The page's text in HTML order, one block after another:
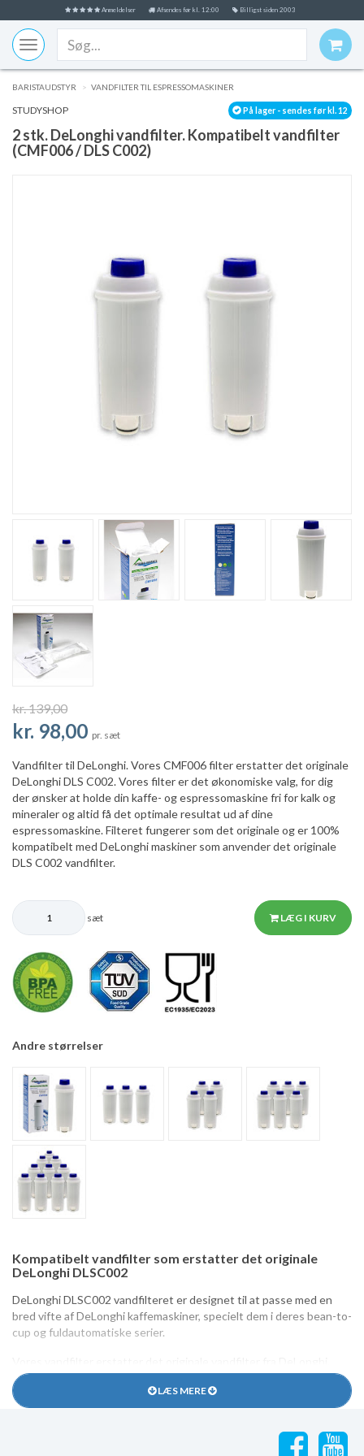
Anmeldelser Afsendes før kl. 12:00 Billigst siden 2003
Toggle
navigation
BARISTAUDSTYR VANDFILTER TIL ESPRESSOMASKINER
På lager - sendes før kl. 12
STUDYSHOP
2 stk. DeLonghi vandfilter. Kompatibelt vandfilter
(CMF006 / DLS C002)
kr. 139,00
kr. 98,00 pr. sæt
Vandfilter til DeLonghi. Vores CMF006 filter erstatter det originale
DeLonghi DLS C002. Vores filter er det økonomiske valg, for dig
der ønsker at holde din kaffe- og espressomaskine fri for kalk og
mineraler og altid få det optimale resultat ud af dine
espressomaskine. Filteret fungerer som det originale og er 100%
kompatibelt med DeLonghi maskiner som anvender det originale
DLS C002 vandfilter.
sæt LÆG I KURV
Andre størrelser
Kompatibelt vandfilter som erstatter det originale
DeLonghi DLSC002
DeLonghi DLSC002 vandfilteret er designet til at passe med en
bred vifte af DeLonghi kaffemaskiner, specielt dem i deres bean-to-
cup og fuldautomatiske serier.
Spring Source er det billigere alternativ til de originale DeLonghi
DLS C002 filre. Spring Source CMF006 passer i alle maskiner, hvor
det originale filter kan benyttes.
Filteret er lavet af materialer godkendt til fødevarer og certificeret
LÆS MERE